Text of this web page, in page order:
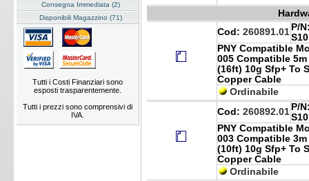
Consegna Immediata (2)
Disponibili Magazzino (71)
Tutti i Costi Finanziari sono
esposti trasparentemente.
Tutti i prezzi sono comprensivi di
IVA.
Cod: 260891.01 P/
PNY Compatible
005 Compatible 5m
(16ft) 10g Sfp+ To
Copper Cable
Ordinabile
Cod: 260892.01 P/
PNY Compatible
003 Compatible 3m
(10ft) 10g Sfp+ To
Copper Cable
Ordinabile